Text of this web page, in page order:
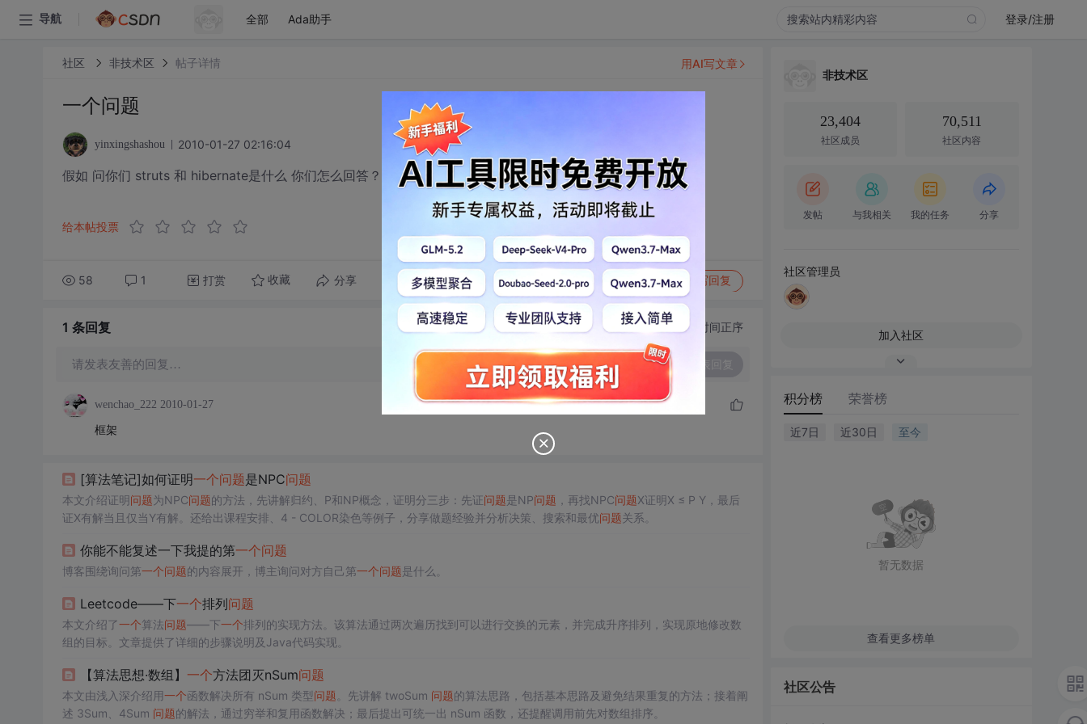
导航 全部 Ada助手 登录/注册
社区 非技术区 帖子详情
一个问题
yinxingshashou 2010-01-27 02:16:04
假如 问你们 struts 和 hibernate是什么 你们怎么回答？ 最最恰当怎么说好？
给本帖投票
58 1 打赏 收藏 分享 转发到动态 举报 写回复
用AI写文章
1 条回复 切换为时间正序
请发表友善的回复…
wenchao_222 2010-01-27
框架
[算法笔记]如何证明一个问题是NPC问题
本文介绍证明问题为NPC问题的方法，先讲解归约、P和NP概念，证明分三步：先证问题是NP问题 ，再找NPC问题X证明X ≤ P Y，最后
证X有解当且仅当Y有解。还给出课程安排、4 - COLOR染色等例子，分享做题经验并分析决策、搜索和最优问题关系。
你能不能复述一下我提的第一个问题
博客围绕询问第一个问题的内容展开，博主询问对方自己第一个问题是什么。
Leetcode——下一个排列问题
本文介绍了一个算法问题——下一个排列的实现方法。该算法通过两次遍历找到可以进行交换的元素，并完成升序排列，实现原地修改数
组的目标。文章提供了详细的步骤说明及Java代码实现。
【算法思想·数组】 一个方法团灭nSum问题
本文由浅入深介绍用一个函数解决所有 nSum 类型问题 。先讲解 twoSum 问题的算法思路，包括基本思路及避免结果重复的方法；接着阐
述 3Sum、4Sum 问题的解法，通过穷举和复用函数解决；最后提出可统一出 nSum 函数，还提醒调用前先对数组排序。
非技术区
23,404
社区成员
70,511
社区内容
发帖 与我相关 我的任务 分享
社区管理员
加入社区
积分榜 荣誉榜
近7日 近30日 至今
暂无数据
查看更多榜单
社区公告